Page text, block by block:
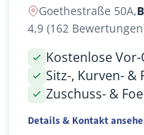
Goethestraße 50A,
4,9 (162
Kostenlose
Sitz-, Kurven-
Zuschuss- &
Details & Kontakt